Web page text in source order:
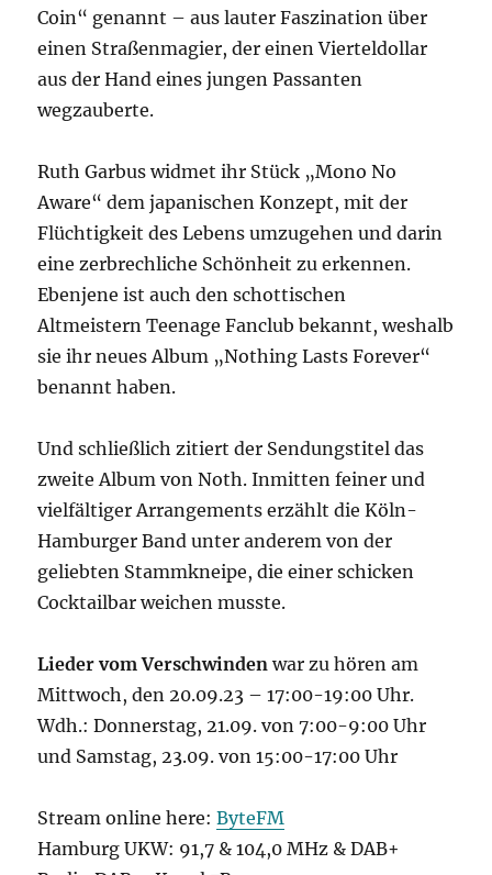
Coin“ genannt – aus lauter Faszination über
einen Straßenmagier, der einen Vierteldollar
aus der Hand eines jungen Passanten
wegzauberte.
Ruth Garbus widmet ihr Stück „Mono No
Aware“ dem japanischen Konzept, mit der
Flüchtigkeit des Lebens umzugehen und darin
eine zerbrechliche Schönheit zu erkennen.
Ebenjene ist auch den schottischen
Altmeistern Teenage Fanclub bekannt, weshalb
sie ihr neues Album „Nothing Lasts Forever“
benannt haben.
Und schließlich zitiert der Sendungstitel das
zweite Album von Noth. Inmitten feiner und
vielfältiger Arrangements erzählt die Köln-
Hamburger Band unter anderem von der
geliebten Stammkneipe, die einer schicken
Cocktailbar weichen musste.
Lieder vom Verschwindenwar zu hören am
Mittwoch, den 20.09.23 – 17:00-19:00 Uhr.
Wdh.: Donnerstag, 21.09. von 7:00-9:00 Uhr
und Samstag, 23.09. von 15:00-17:00 Uhr
Stream online here:ByteFM
Hamburg UKW: 91,7 & 104,0 MHz & DAB+